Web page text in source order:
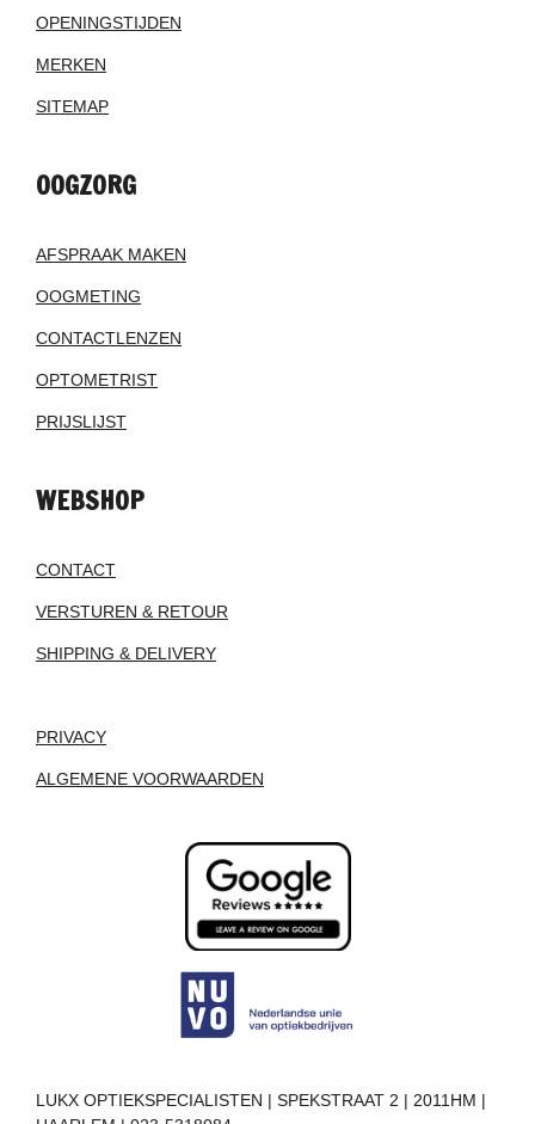
OPENINGSTIJDEN
MERKEN
SITEMAP
OOGZORG
AFSPRAAK MAKEN
OOGMETING
CONTACTLENZEN
OPTOMETRIST
PRIJSLIJST
WEBSHOP
CONTACT
VERSTUREN & RETOUR
SHIPPING & DELIVERY
PRIVACY
ALGEMENE VOORWAARDEN
LUKX OPTIEKSPECIALISTEN | SPEKSTRAAT 2 | 2011HM |